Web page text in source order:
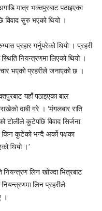
मात्र भक्तपुरबाट पठाइएका
विवाद सुरु भएको थियो ।
प्रहार गर्नुपरेको थियो । प्रहरी
नियन्त्रणमा लिएको थियो ।
भएको प्रहरीले जनाएको छ ।
यहाँ पठाइएका बाल
दाबी गरे । ‘मंगलबार राति
कुटेपछि विवाद सिर्जना
किन कुटेको भन्दै अर्को पक्षका
थियो ।’
लिन खोज्दा भित्रबाट
नियन्त्रणमा लिन प्रहरीले
।